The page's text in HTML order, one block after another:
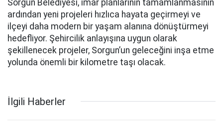
Sorgun Belediyesi, imar planlarının tamamlanmasının
ardından yeni projeleri hızlıca hayata geçirmeyi ve
ilçeyi daha modern bir yaşam alanına dönüştürmeyi
hedefliyor. Şehircilik anlayışına uygun olarak
şekillenecek projeler, Sorgun’un geleceğini inşa etme
yolunda önemli bir kilometre taşı olacak.
İlgili Haberler